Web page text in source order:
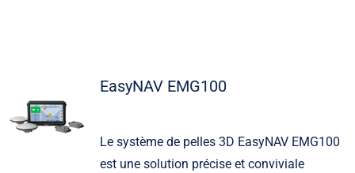
EasyNAV EMG100
Le système de pelles 3D EasyNAV EMG100
est une solution précise et conviviale